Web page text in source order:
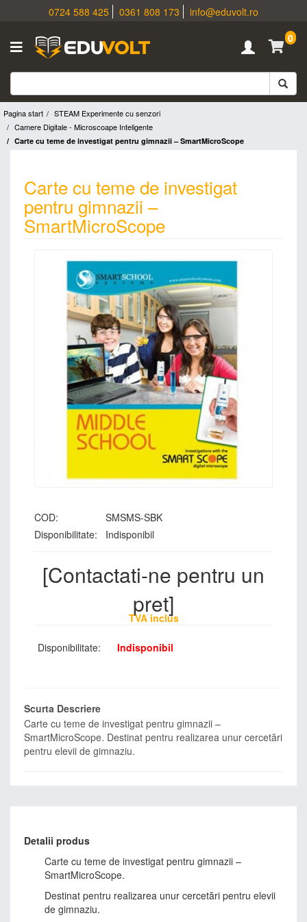
0724 588 425 0361 808 173
info@eduvolt.ro
0
Pagina start
STEAM Experimente cu senzori
Camere Digitale - Microscoape Inteligente
Carte cu teme de investigat pentru gimnazii – SmartMicroScope
Carte cu teme de investigat
pentru gimnazii –
SmartMicroScope
COD:
SMSMS-SBK
Disponibilitate:
Indisponibil
[Contactati-ne pentru un
pret]
TVA inclus
Disponibilitate: Indisponibil
Scurta Descriere
Carte cu teme de investigat pentru gimnazii –
SmartMicroScope. Destinat pentru realizarea unur cercetări
pentru elevii de gimnaziu.
Detalii produs
Carte cu teme de investigat pentru gimnazii –
SmartMicroScope.
Destinat pentru realizarea unur cercetări pentru elevii
de gimnaziu.